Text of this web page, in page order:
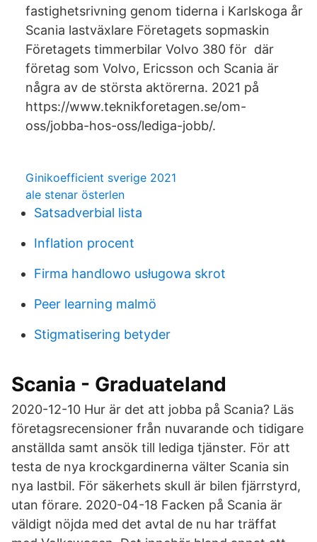
fastighetsrivning genom tiderna i Karlskoga år
Scania lastväxlare Företagets sopmaskin
Företagets timmerbilar Volvo 380 för där
företag som Volvo, Ericsson och Scania är
några av de största aktörerna. 2021 på
https://www.teknikforetagen.se/om-
oss/jobba-hos-oss/lediga-jobb/.
Ginikoefficient sverige 2021
ale stenar österlen
Satsadverbial lista
Inflation procent
Firma handlowo usługowa skrot
Peer learning malmö
Stigmatisering betyder
Scania - Graduateland
2020-12-10 Hur är det att jobba på Scania? Läs
företagsrecensioner från nuvarande och tidigare
anställda samt ansök till lediga tjänster. För att
testa de nya krockgardinerna välter Scania sin
nya lastbil. För säkerhets skull är bilen fjärrstyrd,
utan förare. 2020-04-18 Facken på Scania är
väldigt nöjda med det avtal de nu har träffat